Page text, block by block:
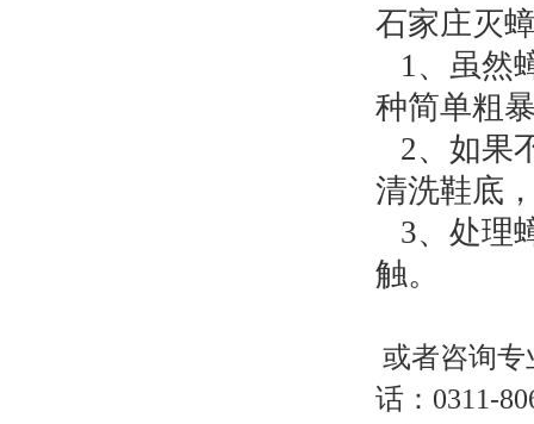
石家庄灭
1、虽然
种简单粗
2、如果
清洗鞋底
3、处理
触。
或者咨询
话：0311-